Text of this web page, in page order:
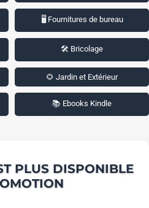
🖥️ Fournitures de bureau
🛠️ Bricolage
🌻 Jardin et Extérieur
📚 Ebooks Kindle
PLUS DISPONIBLE